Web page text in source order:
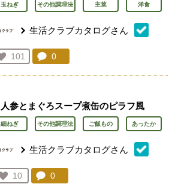
玉ねぎ その他調理法 主菜 洋食
生活クラブカタログさん
お気に入り登録：
101
人が登録
コメント：
0
人参とまぐろスープ煮缶のピラフ風
細ねぎ その他調理法 ご飯もの あったか
生活クラブカタログさん
お気に入り登録：
10
人が登録
コメント：
0